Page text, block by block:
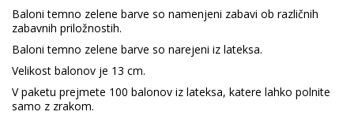
Baloni temno zelene barve so namenjeni zabavi ob različnih
zabavnih priložnostih.
Baloni temno zelene barve so narejeni iz lateksa.
Velikost balonov je 13 cm.
V paketu prejmete 100 balonov iz lateksa, katere lahko polnite
samo z zrakom.